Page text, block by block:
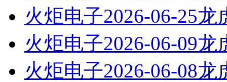
火炬电子2026-06-25龙
火炬电子2026-06-09龙
火炬电子2026-06-08龙